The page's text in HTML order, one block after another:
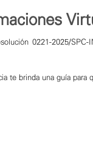
0221-2025/
brinda una guía